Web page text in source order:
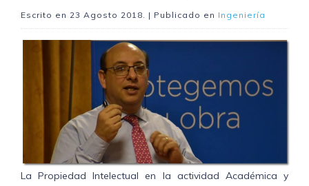
Escrito en 23 Agosto 2018. | Publicado en Ingeniería
La Propiedad Intelectual en la actividad Académica y